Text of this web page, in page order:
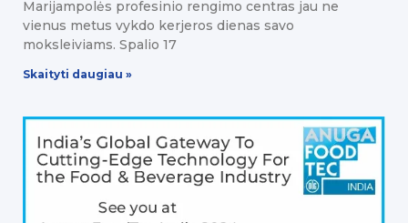
Marijampolės profesinio rengimo centras jau ne
vienus metus vykdo kerjeros dienas savo
moksleiviams. Spalio 17
Skaityti daugiau »